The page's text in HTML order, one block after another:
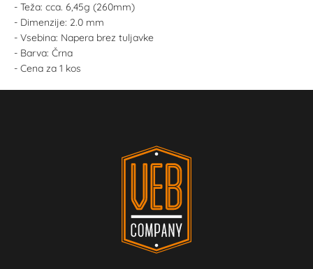
- Teža: cca. 6,45g (260mm)
- Dimenzije: 2.0 mm
- Vsebina: Napera brez tuljavke
- Barva: Črna
- Cena za 1 kos